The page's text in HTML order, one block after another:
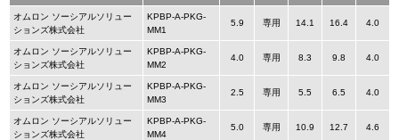
オムロン ソーシアルソリュー
ションズ株式会社
KPBP-A-PKG-
MM1
5.9 専用 14.1 16.4 4.0
オムロン ソーシアルソリュー
ションズ株式会社
KPBP-A-PKG-
MM2
4.0 専用 8.3 9.8 4.0
オムロン ソーシアルソリュー
ションズ株式会社
KPBP-A-PKG-
MM3
2.5 専用 5.5 6.5 4.0
オムロン ソーシアルソリュー
ションズ株式会社
KPBP-A-PKG-
MM4
5.0 専用 10.9 12.7 4.6